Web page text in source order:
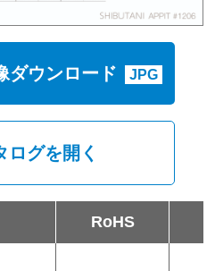
ダウンロード JPG
ログを開く
RoHS